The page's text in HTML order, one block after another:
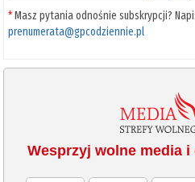
*Masz pytania odnośnie subskrypcji?
prenumerata@gpcodziennie.pl
Wesprzyj wolne media i